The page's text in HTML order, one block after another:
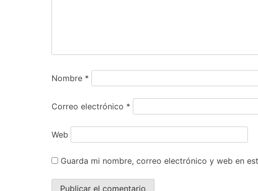
Nombre *
Correo electrónico *
Web
Guarda mi nombre, correo electrónico y web en